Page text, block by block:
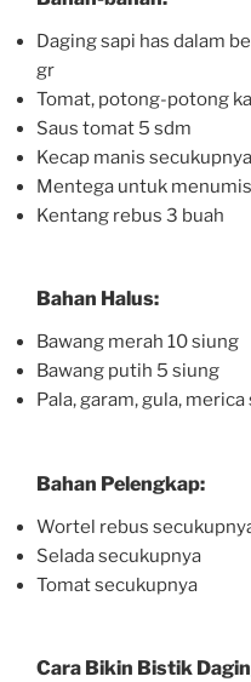
Daging sapi has dalam
gr
Tomat, potong-potong
Saus tomat 5 sdm
Kecap manis secukupnya
Mentega untuk
Kentang rebus 3 buah
Bahan Halus:
Bawang merah 10 siung
Bawang putih 5 siung
Pala, garam, gula,
Bahan Pelengkap:
Wortel rebus
Selada secukupnya
Tomat secukupnya
Cara Bikin Bistik